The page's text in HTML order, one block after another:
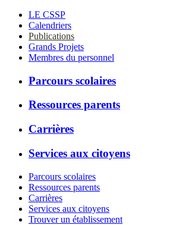
LE CSSP
Calendriers
Publications
Grands Projets
Membres du personnel
Parcours scolaires
Ressources parents
Carrières
Services aux citoyens
Parcours scolaires
Ressources parents
Carrières
Services aux citoyens
Trouver un établissement